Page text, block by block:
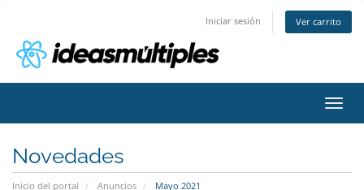
Iniciar sesión Ver carrito
Novedades
Inicio del portal Anuncios Mayo 2021